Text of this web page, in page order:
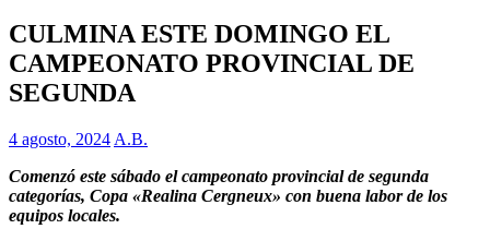
CULMINA ESTE DOMINGO EL
CAMPEONATO PROVINCIAL DE
SEGUNDA
4 agosto, 2024 A.B.
Comenzó este sábado el campeonato provincial de segunda
categorías, Copa «Realina Cergneux» con buena labor de los
equipos locales.